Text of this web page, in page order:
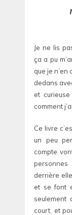
Je ne lis
ça a pu
que je n’en
dedans
et
comment
Ce livre
un peu
compte
derrière
et se font
seulement
court, et